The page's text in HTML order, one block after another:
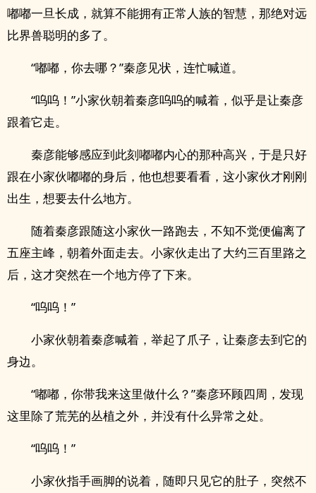
嘟嘟一旦长成，就算不能拥有正常人族的智慧，那绝对远
比界兽聪明的多了。
“嘟嘟，你去哪？”秦彦见状，连忙喊道。
“呜呜！”小家伙朝着秦彦呜呜的喊着，似乎是让秦彦
跟着它走。
秦彦能够感应到此刻嘟嘟内心的那种高兴，于是只好
跟在小家伙嘟嘟的身后，他也想要看看，这小家伙才刚刚
出生，想要去什么地方。
随着秦彦跟随这小家伙一路跑去，不知不觉便偏离了
五座主峰，朝着外面走去。小家伙走出了大约三百里路之
后，这才突然在一个地方停了下来。
“呜呜！”
小家伙朝着秦彦喊着，举起了爪子，让秦彦去到它的
身边。
“嘟嘟，你带我来这里做什么？”秦彦环顾四周，发现
这里除了荒芜的丛植之外，并没有什么异常之处。
“呜呜！”
小家伙指手画脚的说着，随即只见它的肚子，突然不